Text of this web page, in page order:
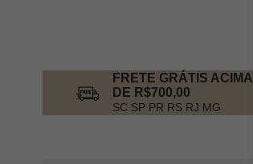
FRETE GRÁTIS ACIMA
DE R$700,00
SC SP PR RS RJ MG